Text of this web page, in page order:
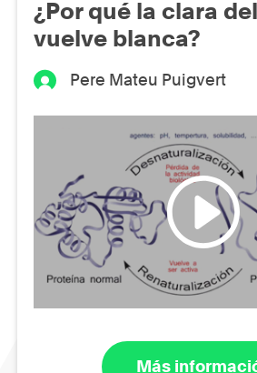
¿Por qué la clara
vuelve blanca?
Pere Mateu Puigvert
Más